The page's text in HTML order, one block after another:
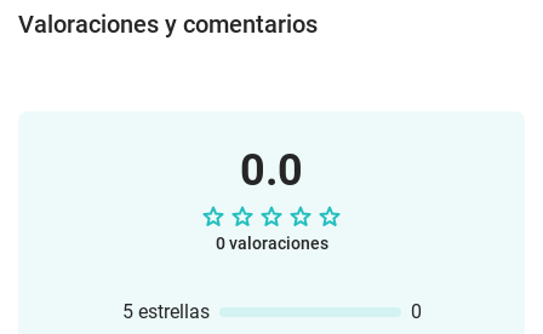
Valoraciones y comentarios
0.0
0 valoraciones
5 estrellas
0